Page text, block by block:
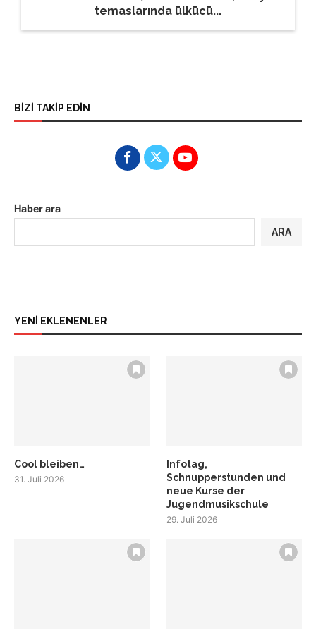
temaslarında ülkücü...
BİZİ TAKİP EDİN
Haber ara
ARA
YENİ EKLENENLER
Cool bleiben…
31. Juli 2026
Infotag,
Schnupperstunden und
neue Kurse der
Jugendmusikschule
29. Juli 2026